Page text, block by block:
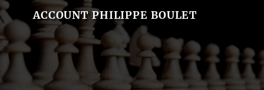
ACCOUNT PHILIPPE BOULET